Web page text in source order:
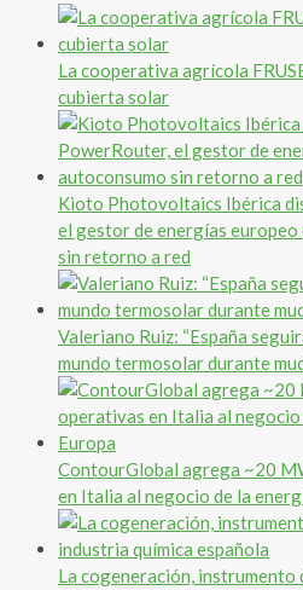
La cooperativa agrícola
cubierta solar
Kioto Photovoltaics Ibérica
el gestor de energías
sin retorno a red
Valeriano Ruiz: “España
mundo termosolar durante
ContourGlobal agrega ~20
en Italia al negocio de la
La cogeneración, instrumento